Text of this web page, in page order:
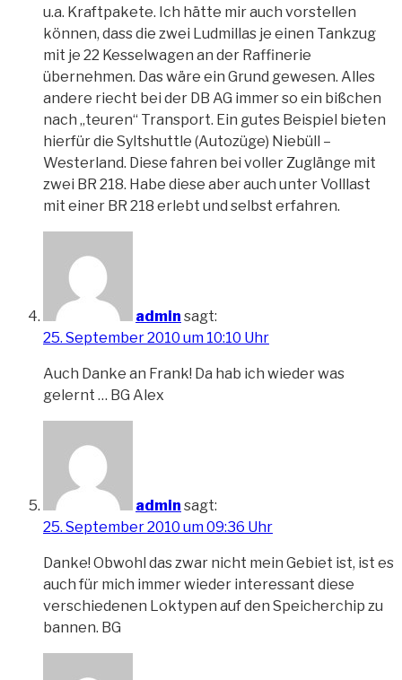
u.a. Kraftpakete. Ich hätte mir auch vorstellen
können, dass die zwei Ludmillas je einen Tankzug
mit je 22 Kesselwagen an der Raffinerie
übernehmen. Das wäre ein Grund gewesen. Alles
andere riecht bei der DB AG immer so ein bißchen
nach „teuren“ Transport. Ein gutes Beispiel bieten
hierfür die Syltshuttle (Autozüge) Niebüll –
Westerland. Diese fahren bei voller Zuglänge mit
zwei BR 218. Habe diese aber auch unter Volllast
mit einer BR 218 erlebt und selbst erfahren.
admin sagt:
25. September 2010 um 10:10 Uhr
Auch Danke an Frank! Da hab ich wieder was
gelernt … BG Alex
admin sagt:
25. September 2010 um 09:36 Uhr
Danke! Obwohl das zwar nicht mein Gebiet ist, ist es
auch für mich immer wieder interessant diese
verschiedenen Loktypen auf den Speicherchip zu
bannen. BG